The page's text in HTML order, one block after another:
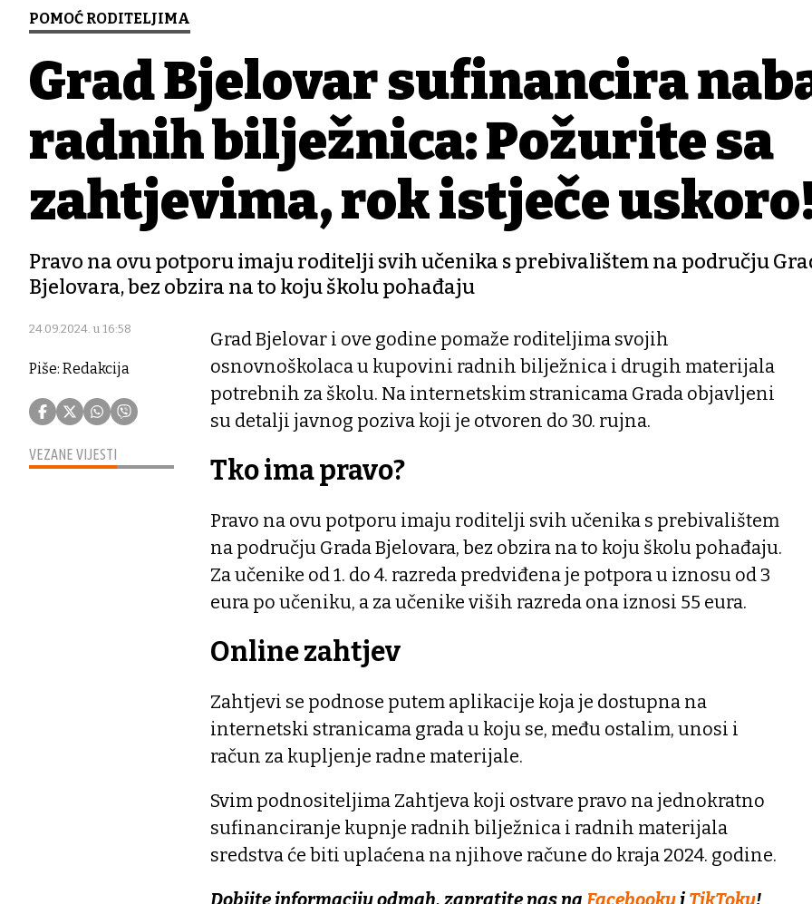
POMOĆ RODITELJIMA
Grad Bjelovar sufinancira
radnih bilježnica: Požurite sa
zahtjevima, rok istječe
Pravo na ovu potporu imaju roditelji svih učenika s prebivalištem na području
Bjelovara, bez obzira na to koju školu pohađaju
24.09.2024. u 16:58
Piše: Redakcija
VEZANE VIJESTI
Grad Bjelovar i ove godine pomaže roditeljima svojih
osnovnoškolaca u kupovini radnih bilježnica i drugih materijala
potrebnih za školu. Na internetskim stranicama Grada objavljeni
su detalji javnog poziva koji je otvoren do 30. rujna.
Tko ima pravo?
Pravo na ovu potporu imaju roditelji svih učenika s prebivalištem
na području Grada Bjelovara, bez obzira na to koju školu pohađaju.
Za učenike od 1. do 4. razreda predviđena je potpora u iznosu od 3
eura po učeniku, a za učenike viših razreda ona iznosi 55 eura.
Online zahtjev
Zahtjevi se podnose putem aplikacije koja je dostupna na
internetski stranicama grada u koju se, među ostalim, unosi i
račun za kupljenje radne materijale.
Svim podnositeljima Zahtjeva koji ostvare pravo na jednokratno
sufinanciranje kupnje radnih bilježnica i radnih materijala
sredstva će biti uplaćena na njihove račune do kraja 2024. godine.
Dobijte informaciju odmah, zapratite nas na Facebooku i TikToku!